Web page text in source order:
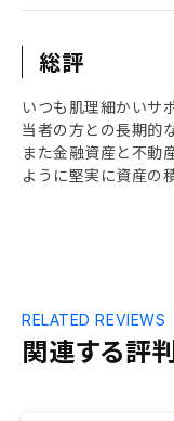
総評
いつも肌理細かいサ
当者の方との長期的
また金融資産と不動
ように堅実に資産の
関連する評
RELATED REVIEWS